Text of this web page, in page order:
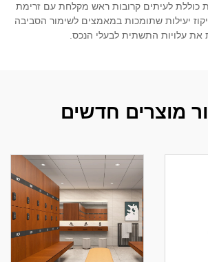
כוללת לעיתים קרובות ראש מקלחת עם זרימת
יעילות שתומכות במאמצים לשימור הסביבה
את עלויות התשתית לבעלי הנכס.
מוצרים חדשים